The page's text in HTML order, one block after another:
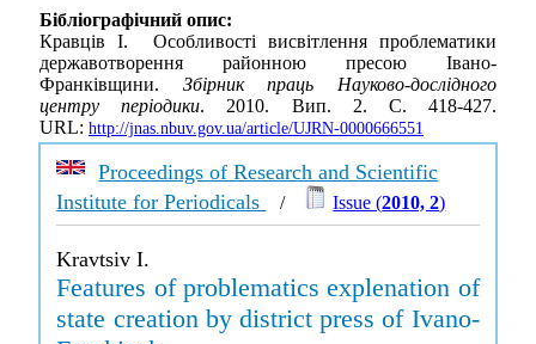
Бібліографічний опис:
Кравців І. Особливості висвітлення проблематики
державотворення районною пресою Івано-
Франківщини. Збірник праць Науково-дослідного
центру періодики. 2010. Вип. 2. С. 418-427.
URL: http://jnas.nbuv.gov.ua/article/UJRN-0000666551
Proceedings of Research and Scientific
Institute for Periodicals
/ Issue (2010, 2)
Kravtsiv I.
Features of problematics explenation of
state creation by district press of Ivano-